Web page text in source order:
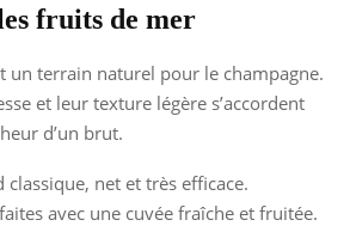
fruits de mer
un terrain naturel pour le champagne.
et leur texture légère s’accordent
d’un brut.
classique, net et très efficace.
avec une cuvée fraîche et fruitée.